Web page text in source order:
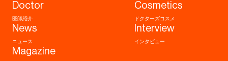
Doctor
医師紹介
Cosmetics
ドクターズコスメ
News
ニュース
Interview
インタビュー
Magazine